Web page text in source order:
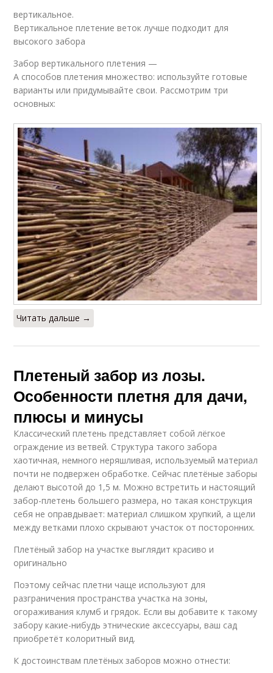
вертикальное.
Вертикальное плетение веток лучше подходит для
высокого забора
Забор вертикального плетения —
А способов плетения множество: используйте готовые
варианты или придумывайте свои. Рассмотрим три
основных:
Читать дальше →
Плетеный забор из лозы.
Особенности плетня для дачи,
плюсы и минусы
Классический плетень представляет собой лёгкое
ограждение из ветвей. Структура такого забора
хаотичная, немного неряшливая, используемый материал
почти не подвержен обработке. Сейчас плетёные заборы
делают высотой до 1,5 м. Можно встретить и настоящий
забор-плетень большего размера, но такая конструкция
себя не оправдывает: материал слишком хрупкий, а щели
между ветками плохо скрывают участок от посторонних.
Плетёный забор на участке выглядит красиво и
оригинально
Поэтому сейчас плетни чаще используют для
разграничения пространства участка на зоны,
огораживания клумб и грядок. Если вы добавите к такому
забору какие-нибудь этнические аксессуары, ваш сад
приобретёт колоритный вид.
К достоинствам плетёных заборов можно отнести: